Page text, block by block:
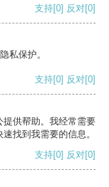
支持[0] 反对[0]
私保护。
支持[0] 反对[0]
供帮助。我经常需要
找到我需要的信息。
支持[0] 反对[0]